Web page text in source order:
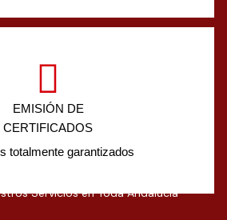
EMISIÓN DE
CERTIFICADOS
totalmente garantizados
Servicios en Toda Andalucía